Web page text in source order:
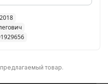
предлагаемый товар.